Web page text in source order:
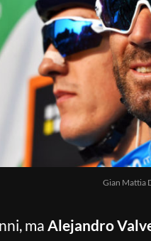
Gian Mattia
ma Alejandro